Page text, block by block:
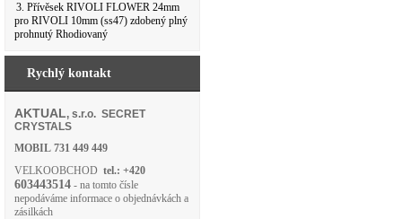
3. Přívěsek RIVOLI FLOWER 24mm
pro RIVOLI 10mm (ss47) zdobený plný
prohnutý Rhodiovaný
Rychlý kontakt
AKTUAL, s.r.o. SECRET
CRYSTALS
MOBIL 731 449 449
VELKOOBCHOD tel.: +420
603443514 - na tomto čísle
nepodáváme informace o objednávkách a
zásilkách